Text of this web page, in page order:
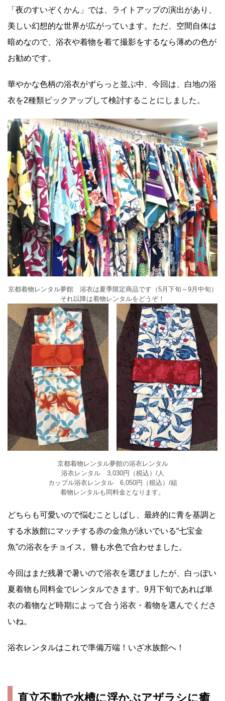
「夜のすいぞくかん」では、ライトアップの演出があり、
美しい幻想的な世界が広がっています。ただ、空間自体は
暗めなので、浴衣や着物を着て撮影をするなら薄めの色が
お勧めです。
華やかな色柄の浴衣がずらっと並ぶ中、今回は、白地の浴
衣を2種類ピックアップして検討することにしました。
京都着物レンタル夢館 浴衣は夏季限定商品です（5月下旬～9月中旬）
それ以降は着物レンタルをどうぞ！
京都着物レンタル夢館の浴衣レンタル
浴衣レンタル 3,030円（税込）/人
カップル浴衣レンタル 6,050円（税込）/組
着物レンタルも同料金となります。
どちらも可愛いので悩むことしばし、最終的に青を基調と
する水族館にマッチする赤の金魚が泳いでいる“七宝金
魚”の浴衣をチョイス。簪も水色で合わせました。
今回はまだ残暑で暑いので浴衣を選びましたが、白っぽい
夏着物も同料金でレンタルできます。9月下旬であれば単
衣の着物など時期によって合う浴衣・着物を選んでくださ
いね。
浴衣レンタルはこれで準備万端！いざ水族館へ！
直立不動で水槽に浮かぶアザラシに癒